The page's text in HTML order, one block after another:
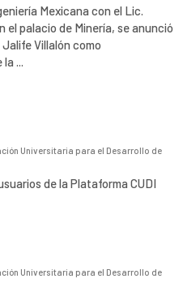
Mexicana con el Lic.
el palacio de Minería, se anunció
Villalón como
...
Universitaria para el Desarrollo de
de la Plataforma CUDI
Universitaria para el Desarrollo de